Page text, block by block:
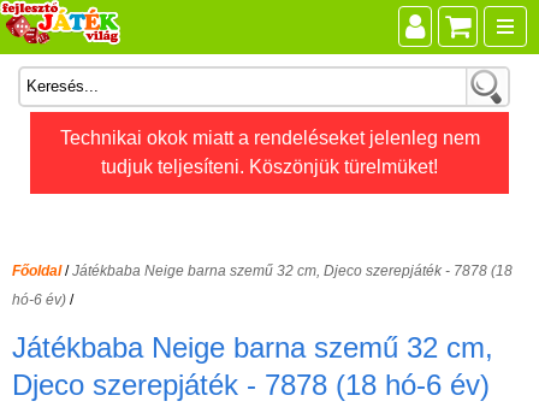
Technikai okok miatt a rendeléseket jelenleg nem
tudjuk teljesíteni. Köszönjük türelmüket!
Főoldal/Játékbaba Neige barna szemű 32 cm, Djeco szerepjáték - 7878 (18
hó-6 év) /
Játékbaba Neige barna szemű 32 cm,
Djeco szerepjáték - 7878 (18 hó-6 év)
Összes játék
Játékok életkor szerint
Diafilm